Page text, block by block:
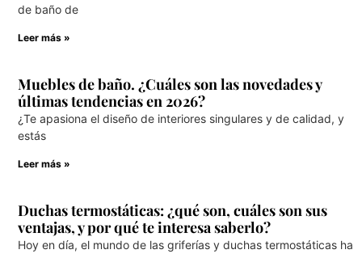
de baño de
Leer más »
Muebles de baño. ¿Cuáles son las novedades y
últimas tendencias en 2026?
¿Te apasiona el diseño de interiores singulares y de calidad, y
estás
Leer más »
Duchas termostáticas: ¿qué son, cuáles son sus
ventajas, y por qué te interesa saberlo?
Hoy en día, el mundo de las griferías y duchas termostáticas ha